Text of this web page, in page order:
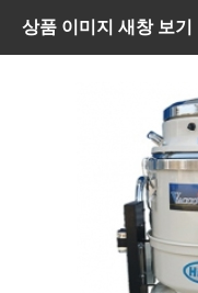
상품 이미지 새창 보기